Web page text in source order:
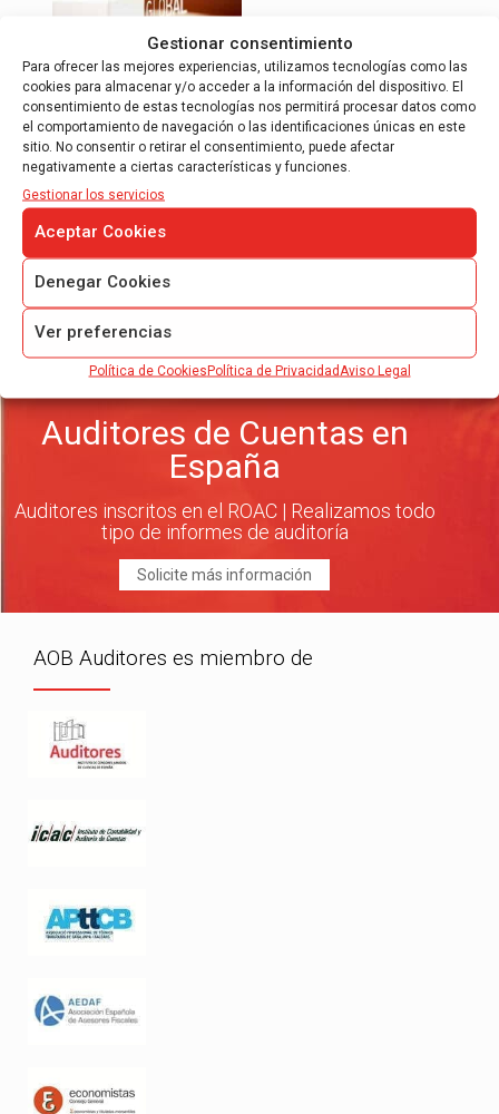
Gestionar consentimiento
Para ofrecer las mejores experiencias, utilizamos tecnologías como las
cookies para almacenar y/o acceder a la información del dispositivo. El
consentimiento de estas tecnologías nos permitirá procesar datos como
el comportamiento de navegación o las identificaciones únicas en este
sitio. No consentir o retirar el consentimiento, puede afectar
negativamente a ciertas características y funciones.
Gestionar los servicios
Aceptar Cookies
Denegar Cookies
Ver preferencias
Política de CookiesPolítica de Privacidad Aviso Legal
INFORME AUDITORÍADUE DILIGENCE
Auditoría de Compras Due Diligence
Auditoría Legal Due Diligence
Auditor Independiente
La Due Diligence financiera tiene como objetivo
determinar y evaluar la situación económica
financiera y patrimonial de la entidad objeto de
revisión en un proceso de compraventa de
empresas…
Leer más
Auditores de Cuentas en
España
Auditores inscritos en el ROAC | Realizamos todo
tipo de informes de auditoría
Solicite más información
AOB Auditores es miembro de